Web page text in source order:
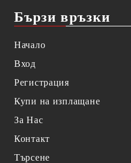
Бързи връзки
Начало
Вход
Регистрация
Купи на изплащане
За Нас
Контакт
Търсене